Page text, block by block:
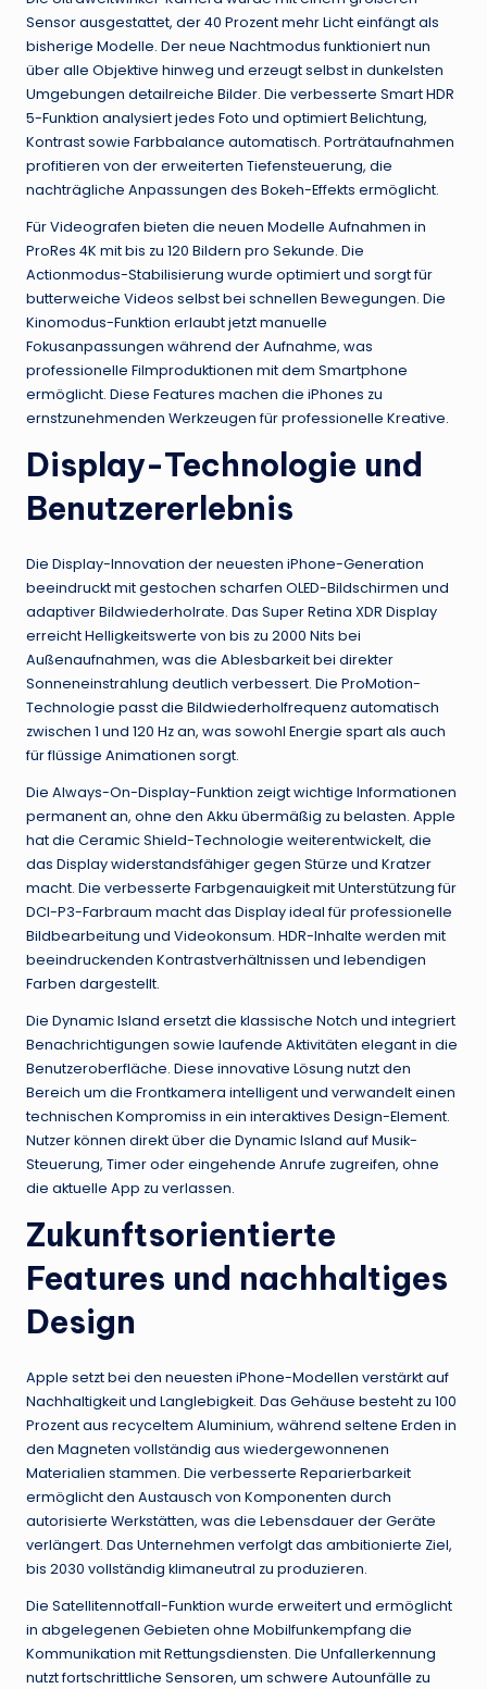
Sensor ausgestattet, der 40 Prozent mehr Licht einfängt als
bisherige Modelle. Der neue Nachtmodus funktioniert nun
über alle Objektive hinweg und erzeugt selbst in dunkelsten
Umgebungen detailreiche Bilder. Die verbesserte Smart HDR
5-Funktion analysiert jedes Foto und optimiert Belichtung,
Kontrast sowie Farbbalance automatisch. Porträtaufnahmen
profitieren von der erweiterten Tiefensteuerung, die
nachträgliche Anpassungen des Bokeh-Effekts ermöglicht.
Für Videografen bieten die neuen Modelle Aufnahmen in
ProRes 4K mit bis zu 120 Bildern pro Sekunde. Die
Actionmodus-Stabilisierung wurde optimiert und sorgt für
butterweiche Videos selbst bei schnellen Bewegungen. Die
Kinomodus-Funktion erlaubt jetzt manuelle
Fokusanpassungen während der Aufnahme, was
professionelle Filmproduktionen mit dem Smartphone
ermöglicht. Diese Features machen die iPhones zu
ernstzunehmenden Werkzeugen für professionelle Kreative.
Display-Technologie und
Benutzererlebnis
Die Display-Innovation der neuesten iPhone-Generation
beeindruckt mit gestochen scharfen OLED-Bildschirmen und
adaptiver Bildwiederholrate. Das Super Retina XDR Display
erreicht Helligkeitswerte von bis zu 2000 Nits bei
Außenaufnahmen, was die Ablesbarkeit bei direkter
Sonneneinstrahlung deutlich verbessert. Die ProMotion-
Technologie passt die Bildwiederholfrequenz automatisch
zwischen 1 und 120 Hz an, was sowohl Energie spart als auch
für flüssige Animationen sorgt.
Die Always-On-Display-Funktion zeigt wichtige Informationen
permanent an, ohne den Akku übermäßig zu belasten. Apple
hat die Ceramic Shield-Technologie weiterentwickelt, die
das Display widerstandsfähiger gegen Stürze und Kratzer
macht. Die verbesserte Farbgenauigkeit mit Unterstützung für
DCI-P3-Farbraum macht das Display ideal für professionelle
Bildbearbeitung und Videokonsum. HDR-Inhalte werden mit
beeindruckenden Kontrastverhältnissen und lebendigen
Farben dargestellt.
Die Dynamic Island ersetzt die klassische Notch und integriert
Benachrichtigungen sowie laufende Aktivitäten elegant in die
Benutzeroberfläche. Diese innovative Lösung nutzt den
Bereich um die Frontkamera intelligent und verwandelt einen
technischen Kompromiss in ein interaktives Design-Element.
Nutzer können direkt über die Dynamic Island auf Musik-
Steuerung, Timer oder eingehende Anrufe zugreifen, ohne
die aktuelle App zu verlassen.
Zukunftsorientierte
Features und nachhaltiges
Design
Apple setzt bei den neuesten iPhone-Modellen verstärkt auf
Nachhaltigkeit und Langlebigkeit. Das Gehäuse besteht zu 100
Prozent aus recyceltem Aluminium, während seltene Erden in
den Magneten vollständig aus wiedergewonnenen
Materialien stammen. Die verbesserte Reparierbarkeit
ermöglicht den Austausch von Komponenten durch
autorisierte Werkstätten, was die Lebensdauer der Geräte
verlängert. Das Unternehmen verfolgt das ambitionierte Ziel,
bis 2030 vollständig klimaneutral zu produzieren.
Die Satellitennotfall-Funktion wurde erweitert und ermöglicht
in abgelegenen Gebieten ohne Mobilfunkempfang die
Kommunikation mit Rettungsdiensten. Die Unfallerkennung
nutzt fortschrittliche Sensoren, um schwere Autounfälle zu